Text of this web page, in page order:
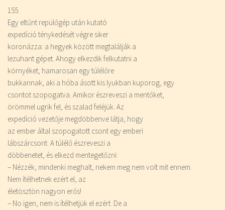
155.
Egy eltűnt repülőgép után kutató
expedíció ténykedését végre siker
koronázza: a hegyek között megtalálják a
lezuhant gépet. Ahogy elkezdik felkutatni a
környéket, hamarosan egy túlélőre
bukkannak, aki a hóba ásott kis lyukban kuporog, egy
csontot szopogatva. Amikor észreveszi a mentőket,
örömmel ugrik fel, és szalad feléjük. Az
expedíció vezetője megdöbbenve látja, hogy
az ember által szopogatott csont egy emberi
lábszárcsont. A túlélő észreveszi a
döbbenetet, és elkezd mentegetőzni:
– Nézzék, mindenki meghalt, nekem meg nem volt mit ennem.
Nem ítélhetnek ezért el, az
életösztön nagyon erős!
– No igen, nem is ítélhetjük el ezért. De a